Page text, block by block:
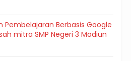
Pembelajaran Berbasis Google
mitra SMP Negeri 3 Madiun